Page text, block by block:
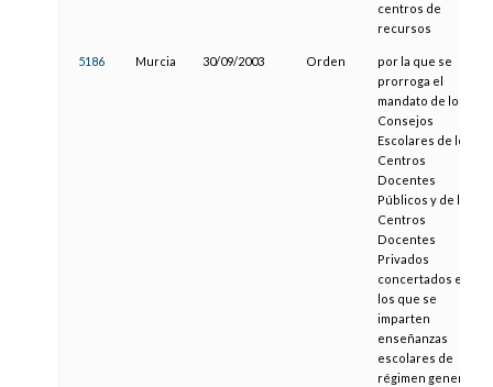
centros de
recursos
5186 Murcia 30/09/2003 Orden
por la que se
prorroga el
mandato de los
Consejos
Escolares de los
Centros
Docentes
Públicos y de los
Centros
Docentes
Privados
concertados en
los que se
imparten
enseñanzas
escolares de
régimen general